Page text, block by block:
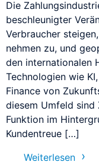
BaFin-konforme
Pay-by-Link
Zahlungen
Virtuelles
Offline-
Zahlungen
Single Sign-On
Erschließen Sie
SSO
PCI-ASV-
Schützen Sie Ihr
Kunden
Individuelle
Verwaltung von
Alles in Ihrer
Communities und
Die
beschleunigter
Verbraucher
nehmen zu, und
den internationalen
Technologien wie
Finance von
diesem Umfeld sind
Funktion im
Kundentreue […]
Weiterlesen